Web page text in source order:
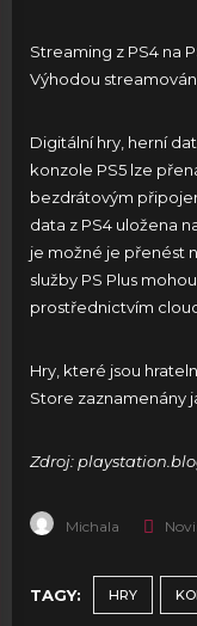
Streaming z PS4 na
Výhodou
Digitální hry, herní
konzole PS5 lze
bezdrátovým
data z PS4 uložena
je možné je přenést
služby PS Plus
prostřednictvím
Hry, které jsou
Store zaznamenány
Zdroj:
Michala
TAGY: HRY